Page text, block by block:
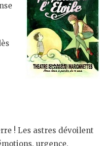
! Les astres dévoilent
urgence,